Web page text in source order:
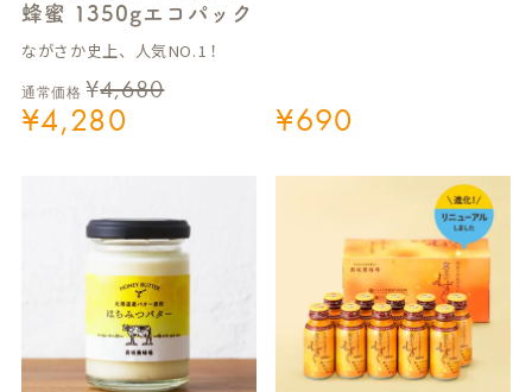
蜂蜜 1350gエコパック
ながさか史上、人気NO.1！
通常価格 ¥4,680
¥4,280 ¥690